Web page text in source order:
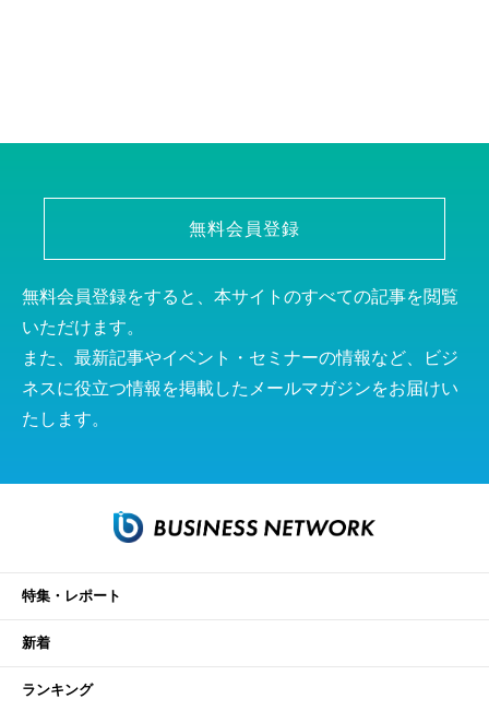
無料会員登録
無料会員登録をすると、本サイトのすべての記事を閲覧
いただけます。
また、最新記事やイベント・セミナーの情報など、ビジ
ネスに役立つ情報を掲載したメールマガジンをお届けい
たします。
特集・レポート
新着
ランキング